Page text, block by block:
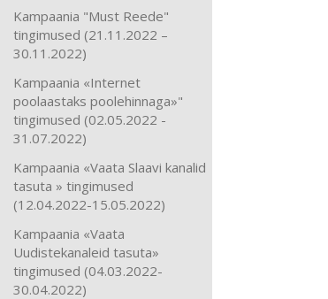
Kampaania "Must Reede"
tingimused (21.11.2022 –
30.11.2022)
Kampaania «Internet
poolaastaks poolehinnaga»"
tingimused (02.05.2022 -
31.07.2022)
Kampaania «Vaata Slaavi kanalid
tasuta » tingimused
(12.04.2022-15.05.2022)
Kampaania «Vaata
Uudistekanaleid tasuta»
tingimused (04.03.2022-
30.04.2022)